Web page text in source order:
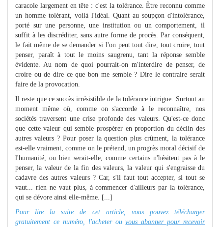
caracole largement en tête : c'est la tolérance. Être reconnu comme
un homme tolérant, voilà l'idéal. Quant au soupçon d'intolé­rance,
porté sur une personne, une institution ou un comportement, il
suffit à les discréditer, sans autre forme de procès. Par conséquent,
le fait même de se demander si l'on peut tout dire, tout croire, tout
penser, paraît à tout le moins saugrenu, tant la réponse semble
évidente. Au nom de quoi pourrait-on m'interdire de penser, de
croire ou de dire ce que bon me semble ? Dire le contraire serait
faire de la provocation.
Il reste que ce succès irrésistible de la tolérance intrigue. Surtout au
moment même où, comme on s'accorde à le reconnaître, nos
sociétés traversent une crise profonde des valeurs. Qu'est-ce donc
que cette valeur qui semble prospérer en proportion du déclin des
autres valeurs ? Pour poser la question plus crûment, la tolérance
est-elle vraiment, comme on le prétend, un progrès moral décisif de
l'humanité, ou bien serait-elle, comme certains n'hésitent pas à le
penser, la valeur de la fin des valeurs, la valeur qui s'engraisse du
cadavre des autres valeurs ? Car, s'il faut tout accepter, si tout se
vaut... rien ne vaut plus, à commencer d'ailleurs par la tolérance,
qui se dévore ainsi elle-même. [...]
Pour lire la suite de cet article, vous pouvez télécharger
gratuitement ce numéro, l'acheter ouvous abonner pour recevoir